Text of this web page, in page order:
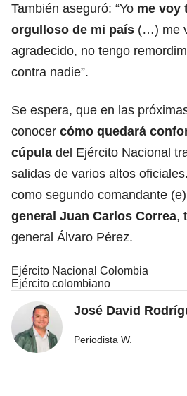
También aseguró: “Yo me voy
orgulloso de mi país (…) me
agradecido, no tengo
contra nadie”.
Se espera, que en las
conocer cómo quedará
cúpula del Ejército Nacional
salidas de varios altos
como segundo comandante
general Juan Carlos Correa,
general Álvaro Pérez.
Ejército Nacional Colombia
Ejército colombiano
José David
Periodista W.